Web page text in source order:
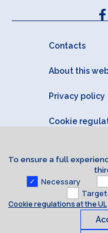
Contacts
About this
Privacy policy
Cookie
To ensure a full
Necessary
Cookie regulations at the UL